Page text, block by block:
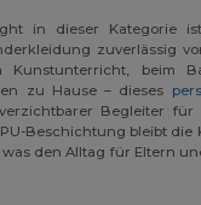
in dieser Kategorie
zuverlässig
Kunstunterricht, beim
zu Hause – dieses
Begleiter für
Beschichtung bleibt
den Alltag für Eltern